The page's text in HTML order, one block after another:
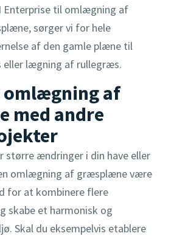
Enterprise til omlægning af
sørger vi for hele
af den gamle plæne til
lægning af rullegræs.
omlægning af
med andre
større ændringer i din have eller
omlægning af græsplæne være
for at kombinere flere
skabe et harmonisk og
Skal du eksempelvis etablere